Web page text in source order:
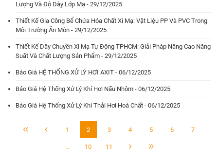
Lượng Và Độ Dày Lớp Mạ - 29/12/2025
Thiết Kế Gia Công Bể Chứa Hóa Chất Xi Mạ: Vật Liệu PP Và PVC Trong
Môi Trường Ăn Mòn - 29/12/2025
Thiết Kế Dây Chuyền Xi Mạ Tự Động TPHCM: Giải Pháp Nâng Cao Năng
Suất Và Chất Lượng Sản Phẩm - 29/12/2025
Báo Giá HỆ THỐNG XỬ LÝ HƠI AXIT - 06/12/2025
Báo Giá Hệ Thống Xử Lý Khí Hơi Nấu Nhôm - 06/12/2025
Báo Giá Hệ Thống Xử Lý Khí Thải Hơi Hoá Chất - 06/12/2025
1 2 3 4 5 6 7
... 10 11